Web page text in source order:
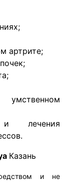
артрите;
лечения
Казань
и не